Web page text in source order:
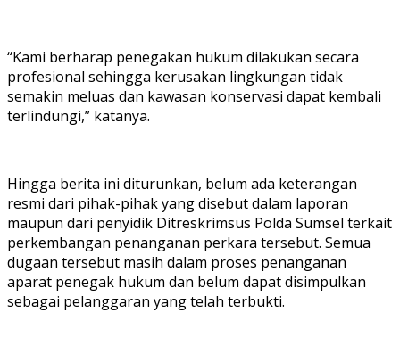
“Kami berharap penegakan hukum dilakukan secara
profesional sehingga kerusakan lingkungan tidak
semakin meluas dan kawasan konservasi dapat kembali
terlindungi,” katanya.
Hingga berita ini diturunkan, belum ada keterangan
resmi dari pihak-pihak yang disebut dalam laporan
maupun dari penyidik Ditreskrimsus Polda Sumsel terkait
perkembangan penanganan perkara tersebut. Semua
dugaan tersebut masih dalam proses penanganan
aparat penegak hukum dan belum dapat disimpulkan
sebagai pelanggaran yang telah terbukti.